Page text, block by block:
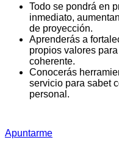
Todo se pondrá en
inmediato,
de proyección.
Aprenderás a
propios valores
coherente.
Conocerás
servicio para sabet
personal.
Apuntarme